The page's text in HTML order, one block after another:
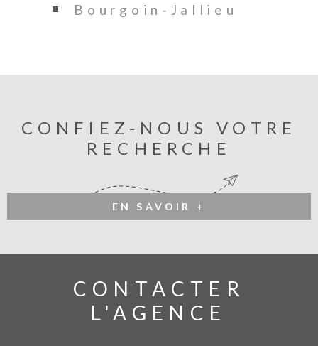
Bourgoin-Jallieu
CONFIEZ-NOUS VOTRE
RECHERCHE
EN SAVOIR +
CONTACTER
L'AGENCE